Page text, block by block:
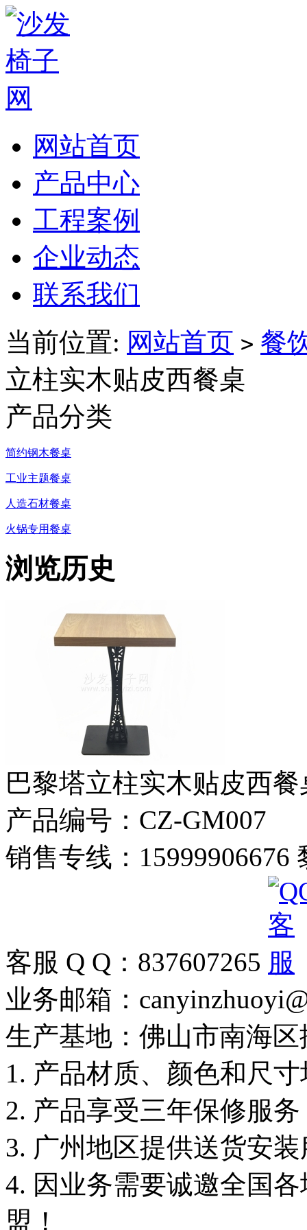
网站首页
产品中心
工程案例
企业动态
联系我们
当前位置: 网站首页 > 餐
立柱实木贴皮西餐桌
产品分类
简约钢木餐桌
工业主题餐桌
人造石材餐桌
火锅专用餐桌
浏览历史
巴黎塔立柱实木贴皮西餐
产品编号：CZ-GM007
销售专线：15999906676
客服 Q Q：837607265
业务邮箱：
生产基地：佛山市南海
1. 产品材质、颜色和尺
2. 产品享受三年保修服
3. 广州地区提供送货安
4. 因业务需要诚邀全国
盟！